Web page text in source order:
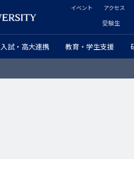
入試・高大連携 教育・学生支援
ヘ
ッ
ダ
受験生
ッ
ダ
ー
イベント アクセス